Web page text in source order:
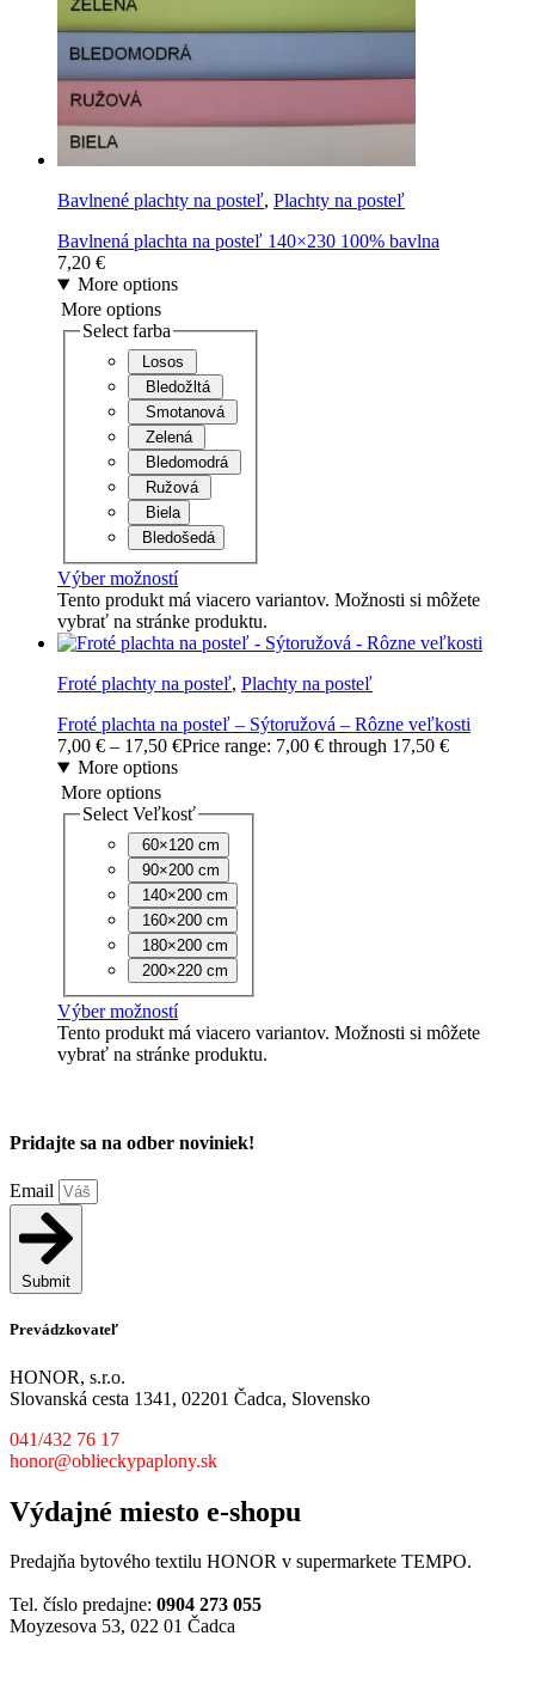
Bavlnené plachty na posteľ, Plachty na posteľ
Bavlnená plachta na posteľ 140×230 100% bavlna
7,20 €
More options
More options
Select farba
Losos
Bledožltá
Smotanová
Zelená
Bledomodrá
Ružová
Biela
Bledošedá
Výber možností
Tento produkt má viacero variantov. Možnosti si môžete
vybrať na stránke produktu.
Froté plachty na posteľ, Plachty na posteľ
Froté plachta na posteľ – Sýtoružová – Rôzne veľkosti
7,00 € – 17,50 €Price range: 7,00 € through 17,50 €
More options
More options
Select Veľkosť
60×120 cm
90×200 cm
140×200 cm
160×200 cm
180×200 cm
200×220 cm
Výber možností
Tento produkt má viacero variantov. Možnosti si môžete
vybrať na stránke produktu.
Pridajte sa na odber noviniek!
Email
Submit
Prevádzkovateľ
HONOR, s.r.o.
Slovanská cesta 1341, 02201 Čadca, Slovensko
041/432 76 17
honor@oblieckypaplony.sk
Výdajné miesto e-shopu
Predajňa bytového textilu HONOR v supermarkete TEMPO.
Tel. číslo predajne: 0904 273 055
Moyzesova 53, 022 01 Čadca